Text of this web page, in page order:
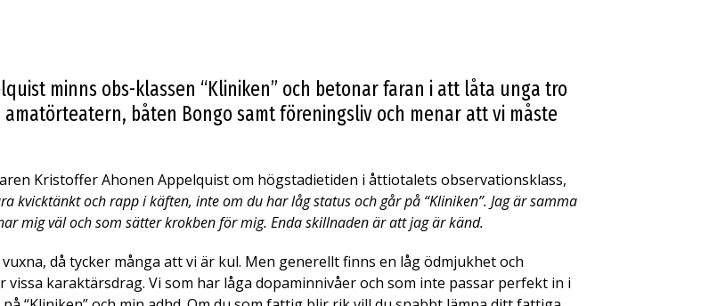
minns obs-klassen “Kliniken” och betonar faran i att låta unga tro
båten Bongo samt föreningsliv och menar att vi måste
Kristoffer Ahonen Appelquist om högstadietiden i åttiotalets observationsklass,
kvicktänkt och rapp i käften, inte om du har låg status och går på “Kliniken”. Jag är samma
mig väl och som sätter krokben för mig. Enda skillnaden är att jag är känd.
då tycker många att vi är kul. Men generellt finns en låg ödmjukhet och
karaktärsdrag. Vi som har låga dopaminnivåer och som inte passar perfekt in i